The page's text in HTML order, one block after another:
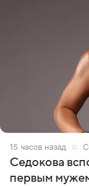
15 часов назад
Седокова
первым